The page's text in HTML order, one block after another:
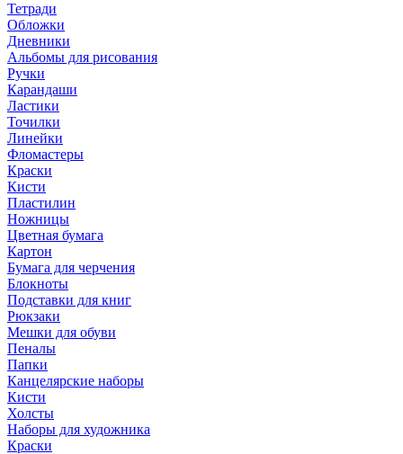
Тетради
Обложки
Дневники
Альбомы для рисования
Ручки
Карандаши
Ластики
Точилки
Линейки
Фломастеры
Краски
Кисти
Пластилин
Ножницы
Цветная бумага
Картон
Бумага для черчения
Блокноты
Подставки для книг
Рюкзаки
Мешки для обуви
Пеналы
Папки
Канцелярские наборы
Кисти
Холсты
Наборы для художника
Краски